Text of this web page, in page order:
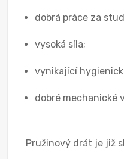
dobrá práce za
vysoká síla;
vynikající
dobré mechanické
Pružinový drát je již